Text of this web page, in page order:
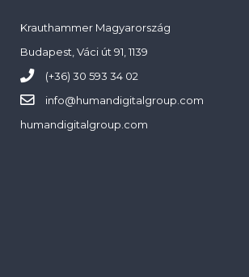
Krauthammer Magyarország
Budapest, Váci út 91, 1139
(+36) 30 593 34 02
info@humandigitalgroup.com
humandigitalgroup.com